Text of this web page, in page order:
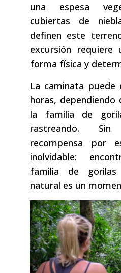
una espesa
cubiertas de
definen este
excursión
forma física y
La caminata
horas, dependiendo
la familia de
rastreando.
recompensa por
inolvidable:
familia de
natural es un